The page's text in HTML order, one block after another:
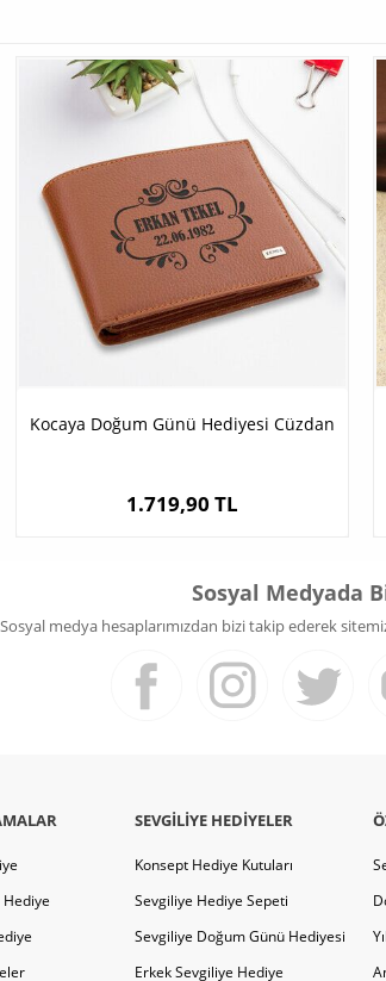
Kocaya Doğum Günü Hediyesi Cüzdan
1.719,90 TL
Sosyal Medyada
Sosyal medya hesaplarımızdan bizi takip ederek
SEVGILIYE HEDIYELER
Konsept Hediye Kutuları
Sevgiliye Hediye Sepeti
Sevgiliye Doğum Günü Hediyesi
Erkek Sevgiliye Hediye